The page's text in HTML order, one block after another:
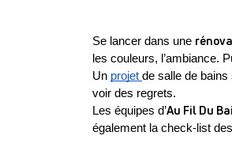
Se lancer dans une
les couleurs, l’ambiance.
Un projet de salle de
voir des regrets.
Les équipes d’Au Fil Du
également la check-list